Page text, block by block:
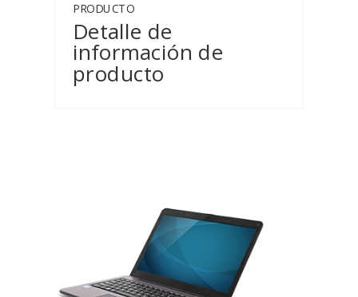
PRODUCTO
Detalle de
información de
producto